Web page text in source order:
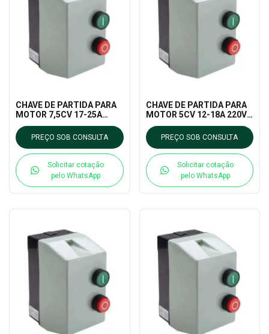
CHAVE DE PARTIDA PARA
MOTOR 7,5CV 17-25A
220V ELCP-25
ELETROMEC
PREÇO SOB CONSULTA
Solicitar cotação
pelo WhatsApp
CHAVE DE PARTIDA PARA
MOTOR 5CV 12-18A 220V
ELCP-18 ELETROMEC
PREÇO SOB CONSULTA
Solicitar cotação
pelo WhatsApp